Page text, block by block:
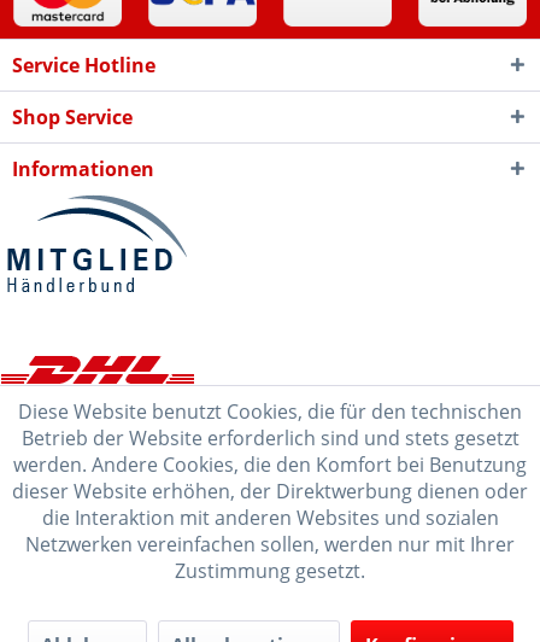
Service Hotline
Shop Service
Informationen
Diese Website benutzt Cookies, die für den technischen
Betrieb der Website erforderlich sind und stets gesetzt
werden. Andere Cookies, die den Komfort bei Benutzung
dieser Website erhöhen, der Direktwerbung dienen oder
die Interaktion mit anderen Websites und sozialen
Netzwerken vereinfachen sollen, werden nur mit Ihrer
Zustimmung gesetzt.